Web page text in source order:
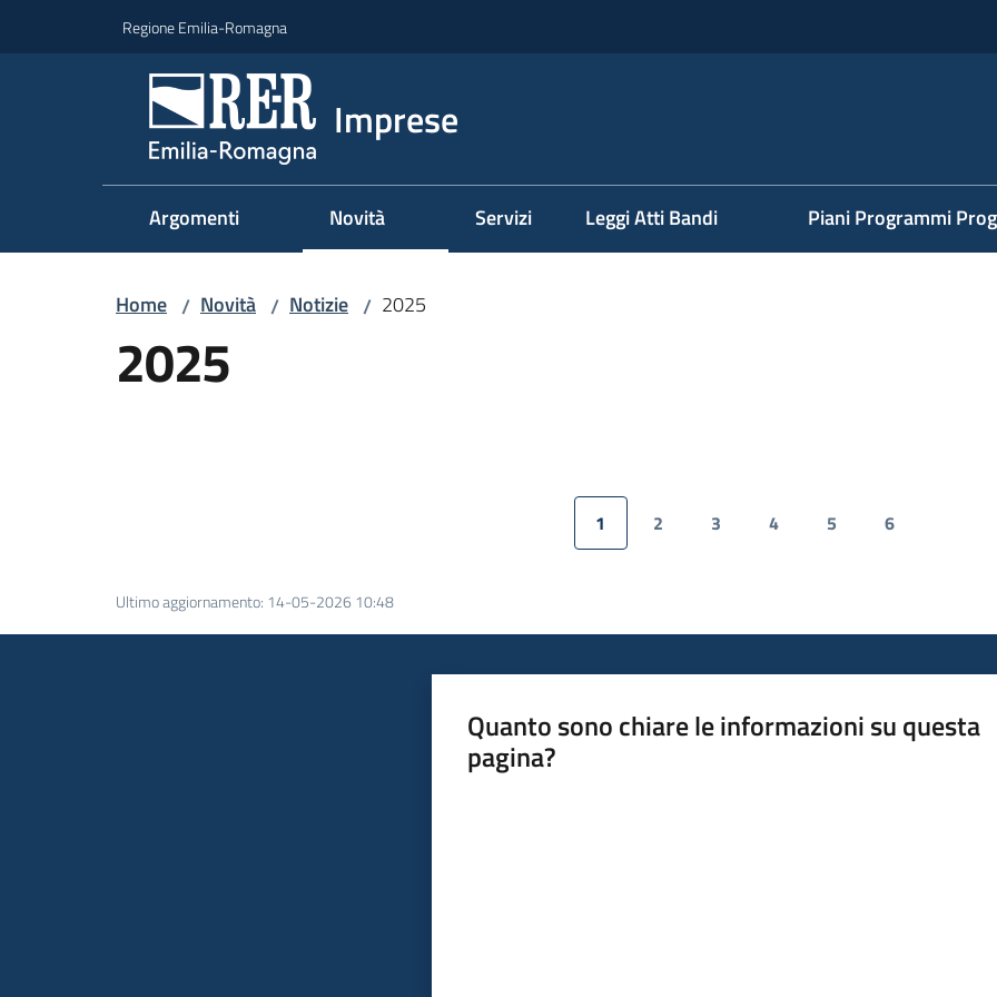
Regione Emilia-Romagna
Imprese
Argomenti Novità Servizi Leggi Atti Bandi Piani Programmi
Home / Novità / Notizie / 2025
2025
Pagina precedente
Pagina
1 Pagina
2 Pagina
3 Pagina
4 Pagina
5 Pagina
6
Ultimo aggiornamento: 14-05-2026 10:48
Quanto sono chiare le informazioni su questa
pagina?